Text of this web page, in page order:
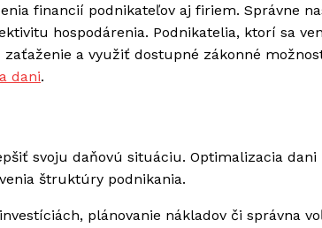
financií podnikateľov aj firiem. Správne
hospodárenia. Podnikatelia, ktorí sa
a využiť dostupné zákonné
dani.
svoju daňovú situáciu. Optimalizacia
štruktúry podnikania.
plánovanie nákladov či správna